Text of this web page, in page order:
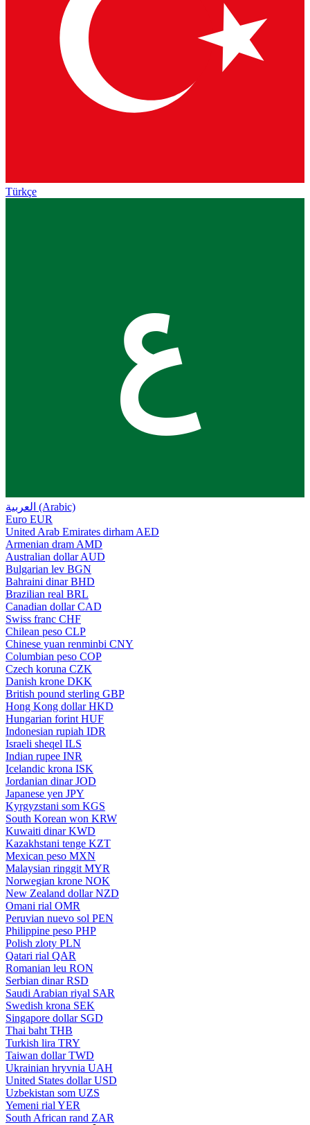
Türkçe
ع
العربية (Arabic)
Euro EUR
United Arab Emirates dirham AED
Armenian dram AMD
Australian dollar AUD
Bulgarian lev BGN
Bahraini dinar BHD
Brazilian real BRL
Canadian dollar CAD
Swiss franc CHF
Chilean peso CLP
Chinese yuan renminbi CNY
Columbian peso COP
Czech koruna CZK
Danish krone DKK
British pound sterling GBP
Hong Kong dollar HKD
Hungarian forint HUF
Indonesian rupiah IDR
Israeli sheqel ILS
Indian rupee INR
Icelandic krona ISK
Jordanian dinar JOD
Japanese yen JPY
Kyrgyzstani som KGS
South Korean won KRW
Kuwaiti dinar KWD
Kazakhstani tenge KZT
Mexican peso MXN
Malaysian ringgit MYR
Norwegian krone NOK
New Zealand dollar NZD
Omani rial OMR
Peruvian nuevo sol PEN
Philippine peso PHP
Polish zloty PLN
Qatari rial QAR
Romanian leu RON
Serbian dinar RSD
Saudi Arabian riyal SAR
Swedish krona SEK
Singapore dollar SGD
Thai baht THB
Turkish lira TRY
Taiwan dollar TWD
Ukrainian hryvnia UAH
United States dollar USD
Uzbekistan som UZS
Yemeni rial YER
South African rand ZAR